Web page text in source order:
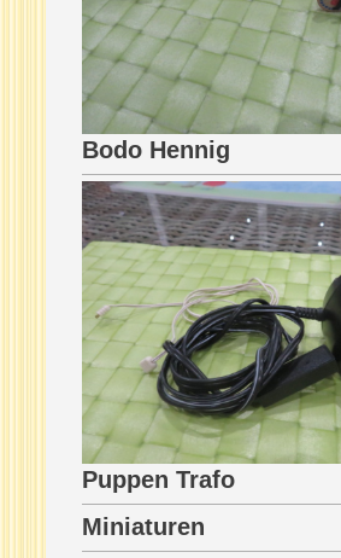
Bodo Hennig
Puppen Trafo
Miniaturen